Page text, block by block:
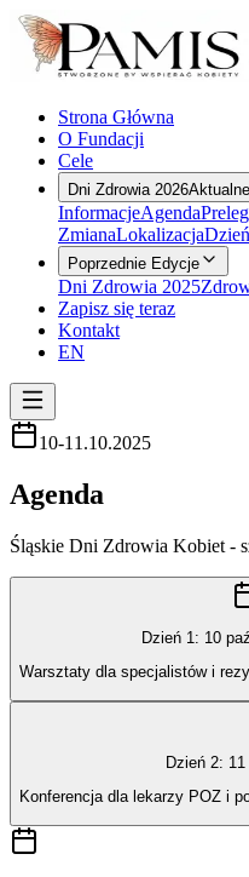
Strona Główna
O Fundacji
Cele
Dni Zdrowia 2026Aktualne
InformacjeAgenda
ZmianaLokalizacja
Poprzednie Edycje
Dni Zdrowia 2025
Zapisz się teraz
Kontakt
EN
10-11.10.2025
Agenda
Śląskie Dni Zdrowia Kobiet -
Dzień 1: 10
Warsztaty dla specjalistów i
Dzień 2:
Konferencja dla lekarzy POZ i